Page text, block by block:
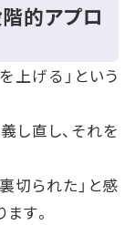
じられ、企業に
。
て不要なものば
果になる可能
ージベー
的アプロ
上げる」という
し直し、それを
切られた」と感
す。